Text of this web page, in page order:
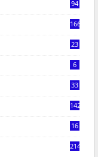
94
166
23
6
33
142
16
214